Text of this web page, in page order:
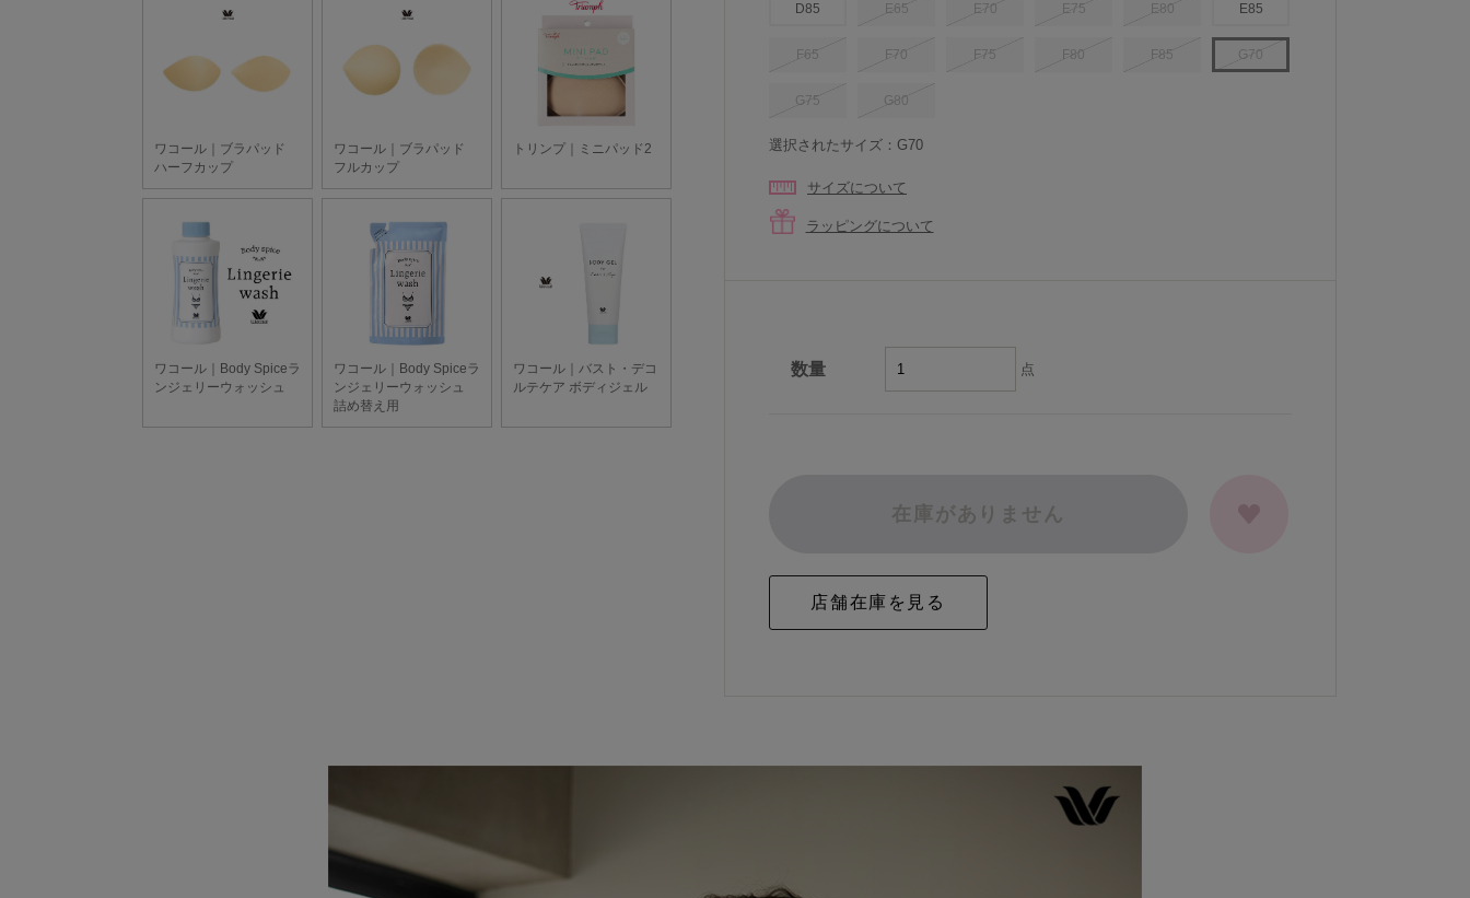
D85 E65 E70 E75 E80 E85
F65 F70 F75 F80 F85 G70
G75 G80
選択されたサイズ：G70
サイズについて
ラッピングについて
数量 点
在庫がありません